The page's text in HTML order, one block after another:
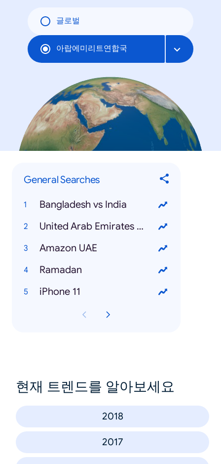
글로벌
아랍에미리트연합국
General Searches
Bangladesh vs India
United Arab Emirates National Day
Amazon UAE
Ramadan
iPhone 11
현재 트렌드를 알아보세요
2018
2017